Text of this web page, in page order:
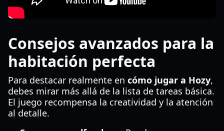
Consejos avanzados para la
habitación perfecta
Para destacar realmente en cómo jugar a Hozy,
debes mirar más allá de la lista de tareas básica.
El juego recompensa la creatividad y la atención
al detalle.